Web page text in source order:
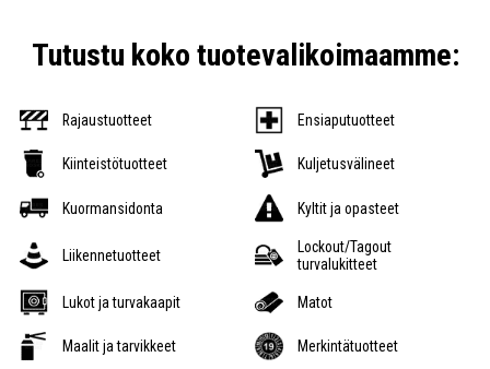
Tutustu koko tuotevalikoimaamme:
Rajaustuotteet Ensiaputuotteet
Kiinteistötuotteet Kuljetusvälineet
Kuormansidonta Kyltit ja opasteet
Liikennetuotteet
Lockout/Tagout
turvalukitteet
Lukot ja turvakaapit Matot
Maalit ja tarvikkeet Merkintätuotteet